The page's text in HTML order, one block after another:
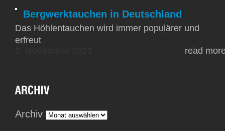
Bergwerktauchen in Deutschland
Das Höhlentauchen wird immer populärer und
erfreut
read
Archiv